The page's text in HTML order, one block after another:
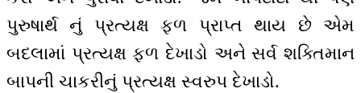
પુરુષાર્થ નું પ્રત્યક્ષ ફળ પ્રાપ્ત થાય છે એમ
બદલામાં પ્રત્યક્ષ ફળ દેખાડો અને સર્વ શક્તિમાન
બાપની ચાકરીનું પ્રત્યક્ષ સ્વરુપ દેખાડો.